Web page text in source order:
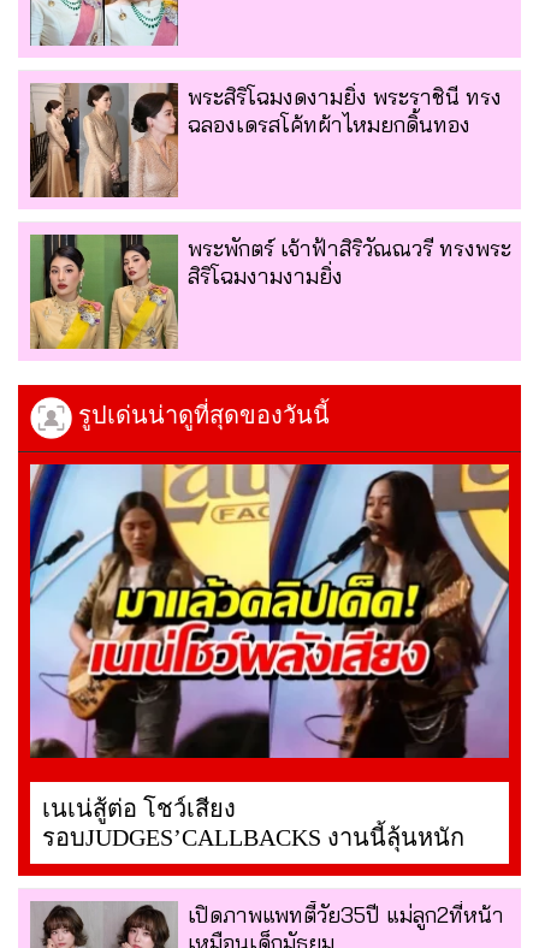
พระสิริโฉมงดงามยิ่่ง พระราชินี ทรง
ฉลองเดรสโค้ทผ้าไหมยกดิ้นทอง
พระพักตร์ เจ้าฟ้าสิริวัณณวรี ทรงพระ
สิริโฉมงามงามยิ่ง
รูปเด่นน่าดูที่สุดของวันนี้
เนเน่สู้ต่อ โชว์เสียง
รอบJUDGES’CALLBACKS งานนี้ลุ้นหนัก
เปิดภาพแพทตี้วัย35ปี แม่ลูก2ที่หน้า
เหมือนเด็กมัธยม